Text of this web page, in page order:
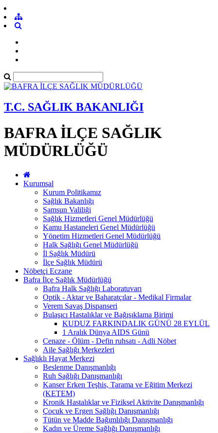
T.C. SAĞLIK BAKANLIĞI
BAFRA İLÇE SAĞLIK
MÜDÜRLÜĞÜ
Kurumsal
Kurum Politikamız
Sağlık Bakanlığı
Samsun Valiliği
Sağlık Hizmetleri Genel Müdürlüğü
Kamu Hastaneleri Genel Müdürlüğü
Yönetim Hizmetleri Genel Müdürlüğü
Halk Sağlığı Genel Müdürlüğü
İl Sağlık Müdürü
İlçe Sağlık Müdürü
Nöbetçi Eczane
Bafra İlçe Sağlık Müdürlüğü
Bafra Halk Sağlığı Laboratuvarı
Optik - Aktar ve Baharatçılar - Medikal Firmalar
Verem Savaş Dispanseri
Bulaşıcı Hastalıklar ve Bağışıklama Birimi
KUDUZ FARKINDALIK GÜNÜ 28 EYLÜL
1 Aralık Dünya AIDS Günü
Cenaze - Ölüm - Defin ruhsatı - Adli Nöbet
Aile Sağlığı Merkezleri
Sağlıklı Hayat Merkezi
Beslenme Danışmanlığı
Ruh Sağlığı Danışmanlığı
Kanser Erken Teşhis, Tarama ve Eğitim Merkezi
(KETEM)
Kronik Hastalıklar ve Fiziksel Aktivite Danışmanlığı
Çocuk ve Ergen Sağlığı Danışmanlığı
Tütün ve Madde Bağımlılığı Danışmanlığı
Kadın ve Üreme Sağlığı Danışmanlığı